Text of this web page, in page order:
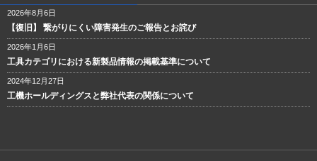
2026年8月6日
【復旧】 繋がりにくい障害発生のご報告とお詫び
2026年1月6日
工具カテゴリにおける新製品情報の掲載基準について
2024年12月27日
工機ホールディングスと弊社代表の関係について